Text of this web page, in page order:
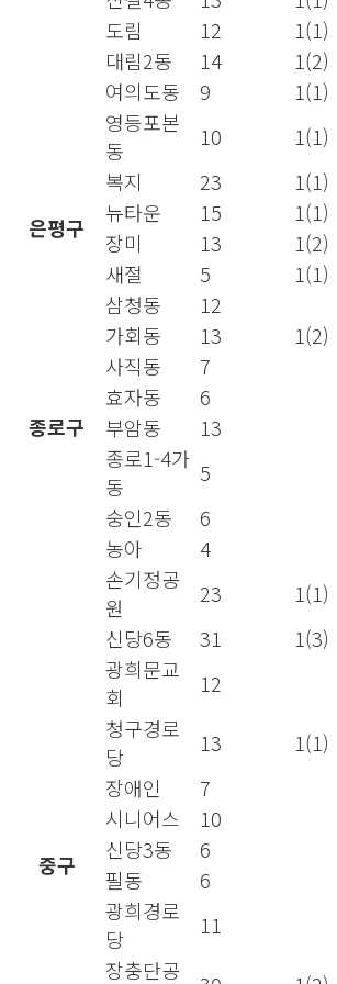
도림
12
1(1)
대림2동
14
1(2)
여의도동
9
1(1)
영등포본
동
10 1(1)
은평구
복지 23
1(1)
뉴타운
15
1(1)
장미
13
1(2)
새절
5 1(1)
종로구
삼청동
12
가회동
13
1(2)
사직동
7
효자동
6
부암동
13
종로1-4가
동
5
숭인2동
6
농아
4
중구
손기정공
원
23
1(1)
신당6동
31
1(3)
광희문교
회
12
청구경로
당
13
1(1)
장애인
7
시니어스
10
신당3동
6
필동
6
광희경로
당
11
장충단공